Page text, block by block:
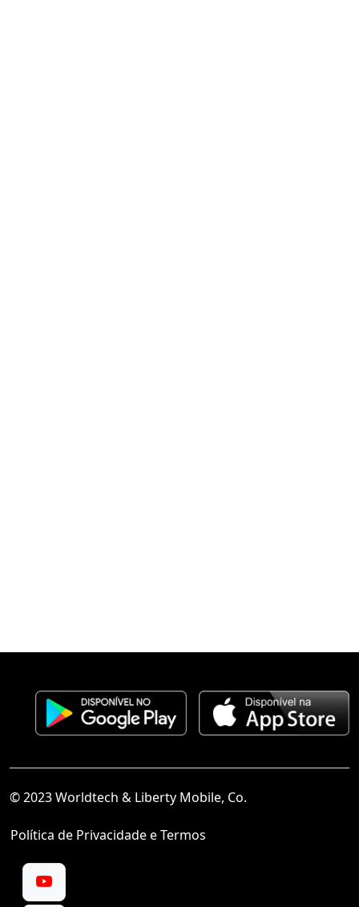
© 2023 Worldtech & Liberty Mobile, Co.
Política de Privacidade e Termos